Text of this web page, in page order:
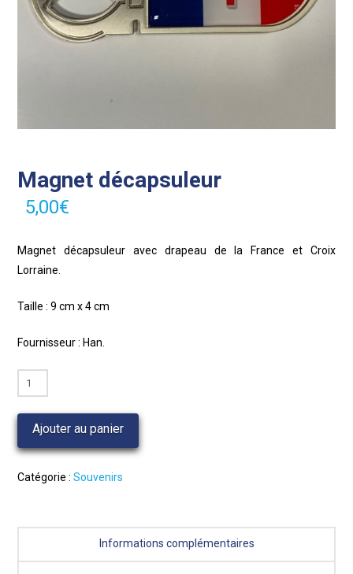
Magnet décapsuleur
5,00€
Magnet décapsuleur avec drapeau de la France et Croix
Lorraine.
Taille : 9 cm x 4 cm
Fournisseur : Han.
quantité
de
Magnet
décapsuleur
Ajouter au panier
Catégorie :Souvenirs
Informations complémentaires